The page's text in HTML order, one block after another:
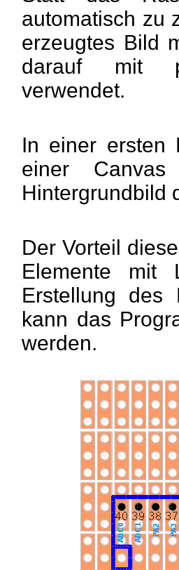
automatisch zu
erzeugtes Bild
darauf mit
verwendet.
In einer ersten
einer
Hintergrundbild
Der Vorteil
Elemente mit
Erstellung des
kann das
werden.